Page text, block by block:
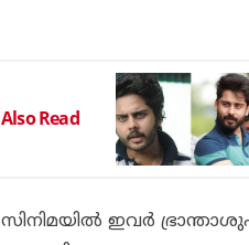
Also Read
സിനിമയിൽ ഇവർ